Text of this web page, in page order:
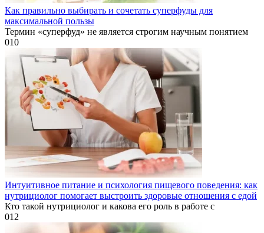
Как правильно выбирать и сочетать суперфуды для
максимальной пользы
Термин «суперфуд» не является строгим научным понятием
010
Интуитивное питание и психология пищевого поведения: как
нутрициолог помогает выстроить здоровые отношения с едой
Кто такой нутрициолог и какова его роль в работе с
012